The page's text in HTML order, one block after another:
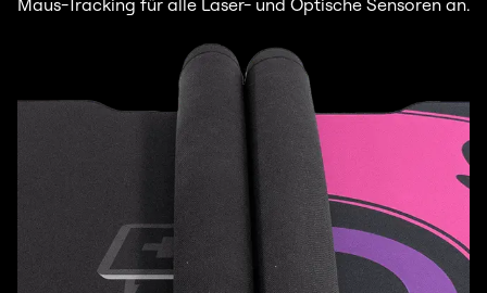
Maus-Tracking für alle Laser- und Optische Sensoren an.